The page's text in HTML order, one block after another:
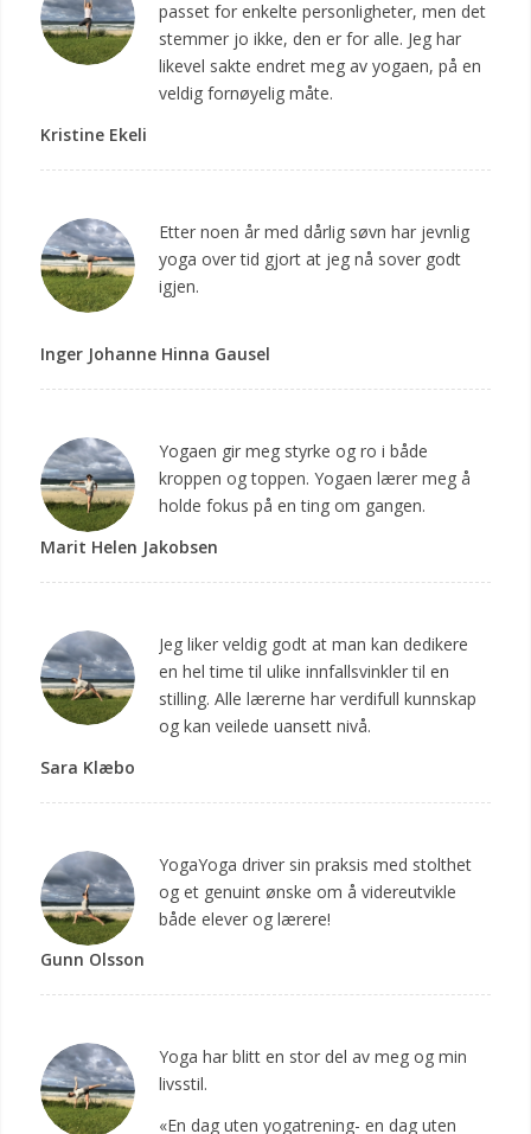
passet for enkelte personligheter, men det
stemmer jo ikke, den er for alle. Jeg har
likevel sakte endret meg av yogaen, på en
veldig fornøyelig måte.
Kristine Ekeli
Etter noen år med dårlig søvn har jevnlig
yoga over tid gjort at jeg nå sover godt
igjen.
Inger Johanne Hinna Gausel
Yogaen gir meg styrke og ro i både
kroppen og toppen. Yogaen lærer meg å
holde fokus på en ting om gangen.
Marit Helen Jakobsen
Jeg liker veldig godt at man kan dedikere
en hel time til ulike innfallsvinkler til en
stilling. Alle lærerne har verdifull kunnskap
og kan veilede uansett nivå.
Sara Klæbo
YogaYoga driver sin praksis med stolthet
og et genuint ønske om å videreutvikle
både elever og lærere!
Gunn Olsson
Yoga har blitt en stor del av meg og min
livsstil.
«En dag uten yogatrening- en dag uten